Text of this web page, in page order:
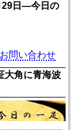
29日―今日の
お問い合わせ
大角に青海波